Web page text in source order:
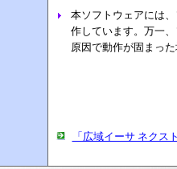
本ソフトウェアには
作しています。万一
原因で動作が固まっ
「広域イーサ ネクス